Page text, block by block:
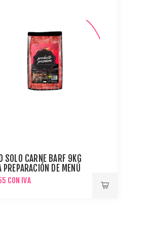
SOLO CARNE BARF 9KG
PREPARACIÓN DE MENÚ
CON IVA